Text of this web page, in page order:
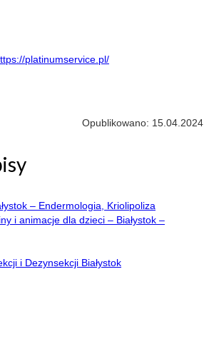
platinumservice.pl/
Opublikowano: 15.04.2024
– Endermologia, Kriolipoliza
i animacje dla dzieci – Białystok –
i Dezynsekcji Białystok